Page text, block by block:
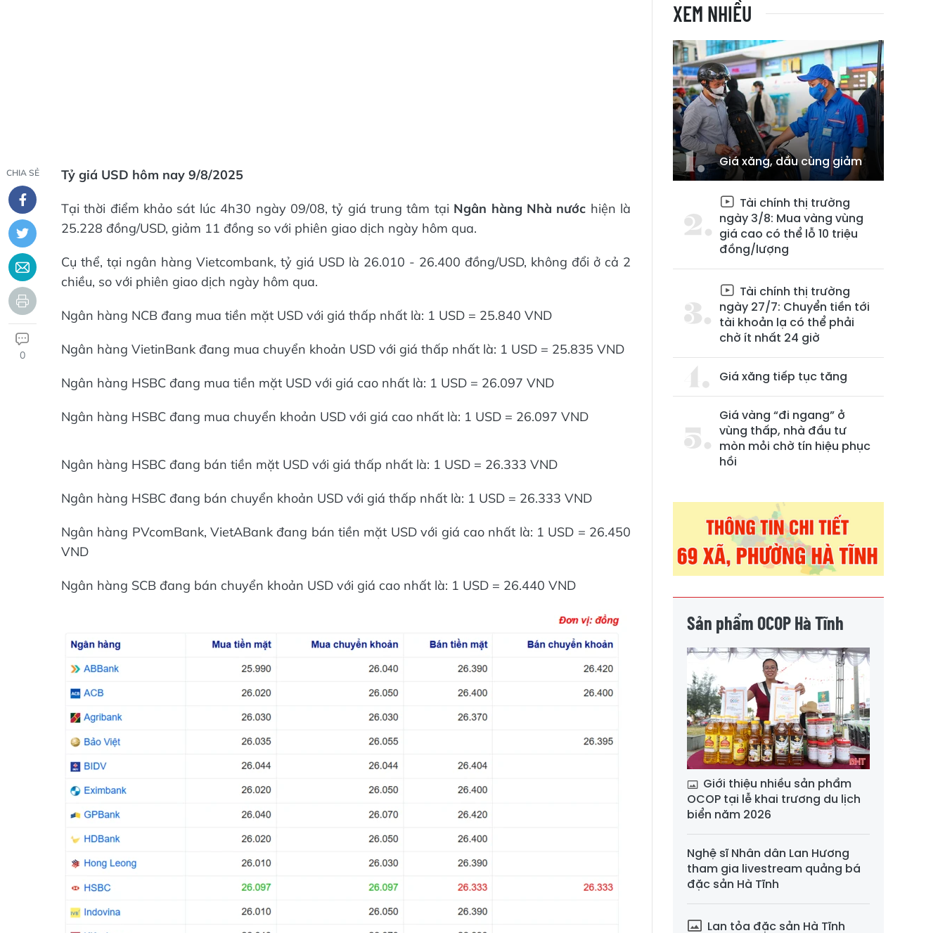
CHIA SẺ
0
Tỷ giá USD hôm nay 9/8/2025
Tại thời điểm khảo sát lúc 4h30 ngày 09/08, tỷ giá trung tâm tại Ngân hàng Nhà nước hiện là
25.228 đồng/USD, giảm 11 đồng so với phiên giao dịch ngày hôm qua.
Cụ thể, tại ngân hàng Vietcombank, tỷ giá USD là 26.010 - 26.400 đồng/USD, không đổi ở cả 2
chiều, so với phiên giao dịch ngày hôm qua.
Ngân hàng NCB đang mua tiền mặt USD với giá thấp nhất là: 1 USD = 25.840 VND
Ngân hàng VietinBank đang mua chuyển khoản USD với giá thấp nhất là: 1 USD = 25.835 VND
Ngân hàng HSBC đang mua tiền mặt USD với giá cao nhất là: 1 USD = 26.097 VND
Ngân hàng HSBC đang mua chuyển khoản USD với giá cao nhất là: 1 USD = 26.097 VND
Ngân hàng HSBC đang bán tiền mặt USD với giá thấp nhất là: 1 USD = 26.333 VND
Ngân hàng HSBC đang bán chuyển khoản USD với giá thấp nhất là: 1 USD = 26.333 VND
Ngân hàng PVcomBank, VietABank đang bán tiền mặt USD với giá cao nhất là: 1 USD = 26.450
VND
Ngân hàng SCB đang bán chuyển khoản USD với giá cao nhất là: 1 USD = 26.440 VND
XEM NHIỀU
Giá xăng, dầu cùng giảm
Tài chính thị trường
ngày 3/8: Mua vàng vùng
giá cao có thể lỗ 10 triệu
đồng/lượng
Tài chính thị trường
ngày 27/7: Chuyển tiền tới
tài khoản lạ có thể phải
chờ ít nhất 24 giờ
Giá xăng tiếp tục tăng
Giá vàng “đi ngang” ở
vùng thấp, nhà đầu tư
mòn mỏi chờ tín hiệu phục
hồi
Sản phẩm OCOP Hà Tĩnh
Giới thiệu nhiều sản phẩm
OCOP tại lễ khai trương du lịch
biển năm 2026
Nghệ sĩ Nhân dân Lan Hương
tham gia livestream quảng bá
đặc sản Hà Tĩnh
Lan tỏa đặc sản Hà Tĩnh